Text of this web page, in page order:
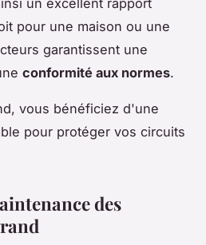
pour une maison ou une
garantissent une
conformité aux normes.
vous bénéficiez d'une
pour protéger vos circuits
des